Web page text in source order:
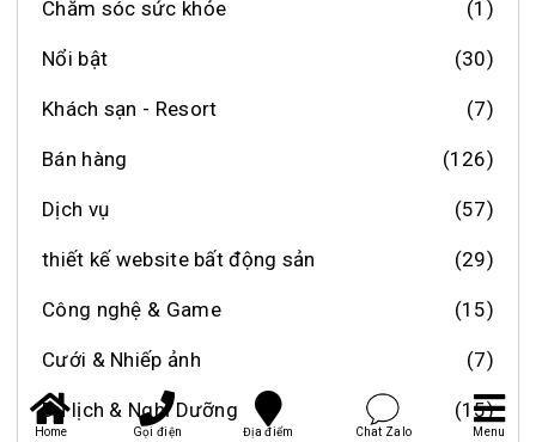
Chăm sóc sức khỏe (1)
Nổi bật (30)
Khách sạn - Resort (7)
Bán hàng (126)
Dịch vụ (57)
thiết kế website bất động sản (29)
Công nghệ & Game (15)
Cưới & Nhiếp ảnh (7)
Du lịch & Nghỉ Dưỡng (15)
Home Gọi điện Địa điểm Chat Zalo Menu